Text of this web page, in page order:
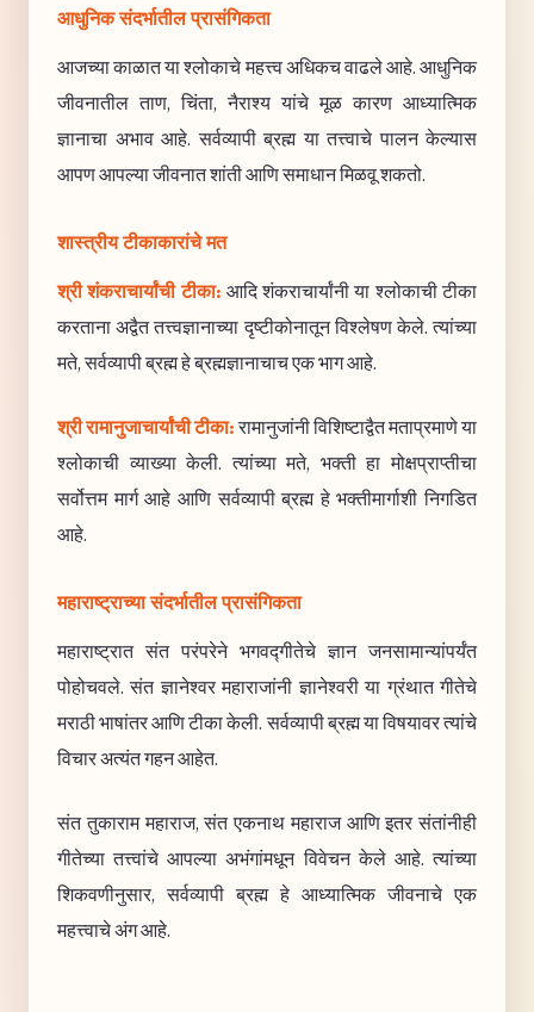
आधुनिक संदर्भातील प्रासंगिकता
आजच्या काळात या श्लोकाचे महत्त्व अधिकच वाढले आहे. आधुनिक
जीवनातील ताण, चिंता, नैराश्य यांचे मूळ कारण आध्यात्मिक
ज्ञानाचा अभाव आहे. सर्वव्यापी ब्रह्म या तत्त्वाचे पालन केल्यास
आपण आपल्या जीवनात शांती आणि समाधान मिळवू शकतो.
शास्त्रीय टीकाकारांचे मत
श्री शंकराचार्यांची टीका: आदि शंकराचार्यांनी या श्लोकाची टीका
करताना अद्वैत तत्त्वज्ञानाच्या दृष्टीकोनातून विश्लेषण केले. त्यांच्या
मते, सर्वव्यापी ब्रह्म हे ब्रह्मज्ञानाचाच एक भाग आहे.
श्री रामानुजाचार्यांची टीका:रामानुजांनी विशिष्टाद्वैत मताप्रमाणे या
श्लोकाची व्याख्या केली. त्यांच्या मते, भक्ती हा मोक्षप्राप्तीचा
सर्वोत्तम मार्ग आहे आणि सर्वव्यापी ब्रह्म हे भक्तीमार्गाशी निगडित
आहे.
महाराष्ट्राच्या संदर्भातील प्रासंगिकता
महाराष्ट्रात संत परंपरेने भगवद्गीतेचे ज्ञान जनसामान्यांपर्यंत
पोहोचवले. संत ज्ञानेश्वर महाराजांनी ज्ञानेश्वरी या ग्रंथात गीतेचे
मराठी भाषांतर आणि टीका केली. सर्वव्यापी ब्रह्म या विषयावर त्यांचे
विचार अत्यंत गहन आहेत.
संत तुकाराम महाराज, संत एकनाथ महाराज आणि इतर संतांनीही
गीतेच्या तत्त्वांचे आपल्या अभंगांमधून विवेचन केले आहे. त्यांच्या
शिकवणीनुसार, सर्वव्यापी ब्रह्म हे आध्यात्मिक जीवनाचे एक
महत्त्वाचे अंग आहे.